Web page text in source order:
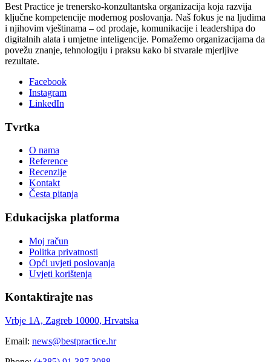
Best Practice je trenersko-konzultantska organizacija koja razvija
ključne kompetencije modernog poslovanja. Naš fokus je na ljudima
i njihovim vještinama – od prodaje, komunikacije i leadershipa do
digitalnih alata i umjetne inteligencije. Pomažemo organizacijama da
povežu znanje, tehnologiju i praksu kako bi stvarale mjerljive
rezultate.
Facebook
Instagram
LinkedIn
Tvrtka
O nama
Reference
Recenzije
Kontakt
Česta pitanja
Edukacijska platforma
Moj račun
Politka privatnosti
Opći uvjeti poslovanja
Uvjeti korištenja
Kontaktirajte nas
Vrbje 1A, Zagreb 10000, Hrvatska
Email: news@bestpractice.hr